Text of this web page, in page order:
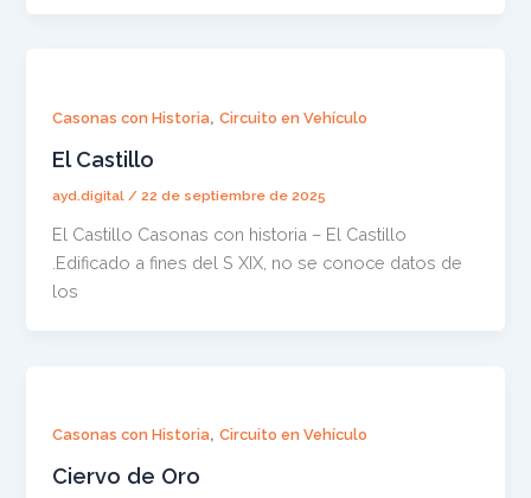
Casonas con Historia,Circuito en Vehículo
El Castillo
ayd.digital / 22 de septiembre de 2025
El Castillo Casonas con historia – El Castillo
.Edificado a fines del S XIX, no se conoce datos de
los
Casonas con Historia,Circuito en Vehículo
Ciervo de Oro